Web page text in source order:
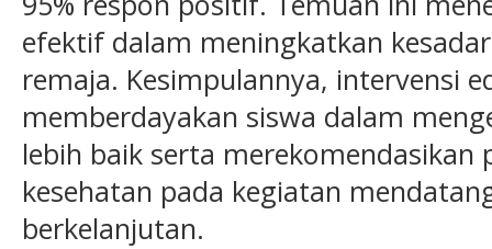
efektif dalam meningkatkan
remaja. Kesimpulannya, intervensi
memberdayakan siswa dalam
lebih baik serta merekomendasikan
kesehatan pada kegiatan
berkelanjutan.